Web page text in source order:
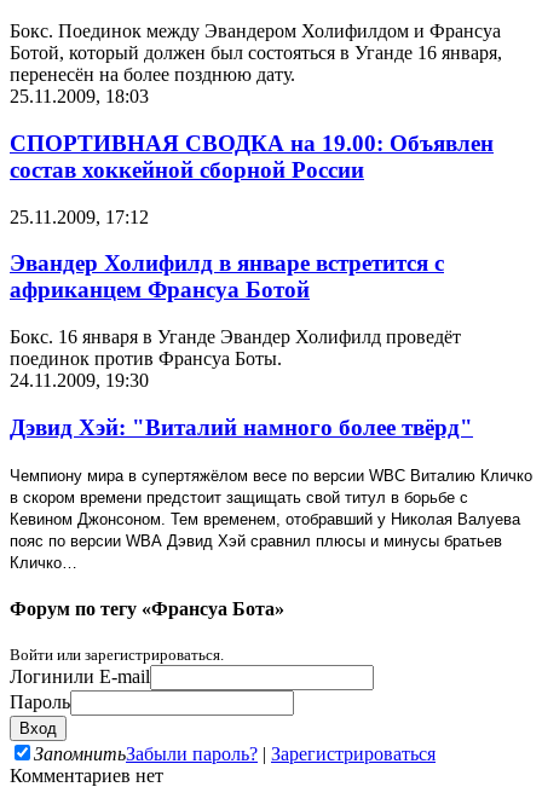
Бокс. Поединок между Эвандером Холифилдом и Франсуа
Ботой, который должен был состояться в Уганде 16 января,
перенесён на более позднюю дату.
25.11.2009, 18:03
СПОРТИВНАЯ СВОДКА на 19.00: Объявлен
состав хоккейной сборной России
25.11.2009, 17:12
Эвандер Холифилд в январе встретится с
африканцем Франсуа Ботой
Бокс. 16 января в Уганде Эвандер Холифилд проведёт
поединок против Франсуа Боты.
24.11.2009, 19:30
Дэвид Хэй: "Виталий намного более твёрд"
Чемпиону мира в супертяжёлом весе по версии WBC Виталию Кличко
в скором времени предстоит защищать свой титул в борьбе с
Кевином Джонсоном. Тем временем, отобравший у Николая Валуева
пояс по версии WBA Дэвид Хэй сравнил плюсы и минусы братьев
Кличко…
Форум по тегу «Франсуа Бота»
Войти или зарегистрироваться.
Логинили E-mail
Пароль
ЗапомнитьЗабыли пароль? | Зарегистрироваться
Комментариев нет